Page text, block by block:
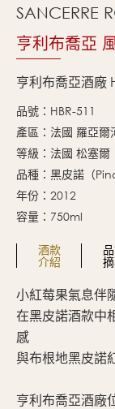
SANCERRE
亨利布喬亞
亨利布喬亞酒廠
品號：HBR-511
產區：法國 羅亞爾
等級：法國 松塞爾
品種：黑皮諾（
年份：2012
容量：750ml
酒款
介紹
小紅莓果氣息伴
在黑皮諾酒款中
感
與布根地黑皮諾
亨利布喬亞酒廠